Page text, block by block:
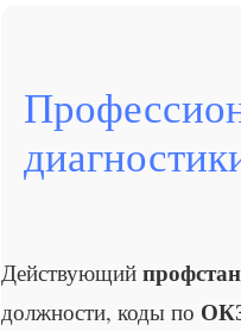
Действующий
должности, коды по